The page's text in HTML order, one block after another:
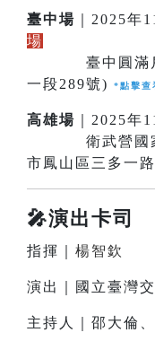
臺中場 ｜2025年
場
臺中圓滿戶外
一段289號)
*點擊查
高雄場 ｜2025年
衛武營國家藝
市鳳山區三多一
🎤演出卡司
指揮｜ 楊智欽
演出｜國立臺灣
主持人｜邵大倫